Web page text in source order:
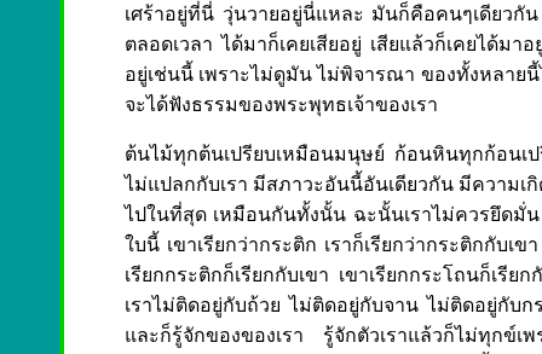
เศร้าอยู่ที่นี่ วุ่นวายอยู่นี่แหละ มันก็คือคนๆเดียวกั
ตลอดเวลา ได้มาก็เคยเสียอยู่ เสียแล้วก็เคยได้
อยู่เช่นนี้ เพราะไม่ดูมัน ไม่พิจารณา ของทั้งหลาย
จะได้ฟังธรรมของพระพุทธเจ้าของเรา
ต้นไม้ทุกต้นเปรียบเหมือนมนุษย์ ก้อนหินทุกก้อนเ
ไม่แปลกกับเรา มีสภาวะอันนี้อันเดียวกัน มีความ
ไปในที่สุด เหมือนกันทั้งนั้น ฉะนั้นเราไม่ควรยึดมั่
ใบนี้ เขาเรียกว่ากระติก เราก็เรียกว่ากระติกกับเ
เรียกกระติกก็เรียกกับเขา เขาเรียกกระโถนก็เรีย
เราไม่ติดอยู่กับถ้วย ไม่ติดอยู่กับจาน ไม่ติดอยู่กับ
และก็รู้จักของของเรา รู้จักตัวเราแล้วก็ไม่ทุกข์